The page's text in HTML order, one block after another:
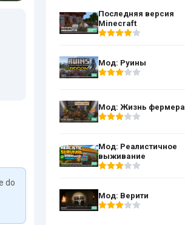
do
Последняя версия
Minecraft
Мод: Руины
Мод: Жизнь фермера
Мод: Реалистичное
выживание
Мод: Верити